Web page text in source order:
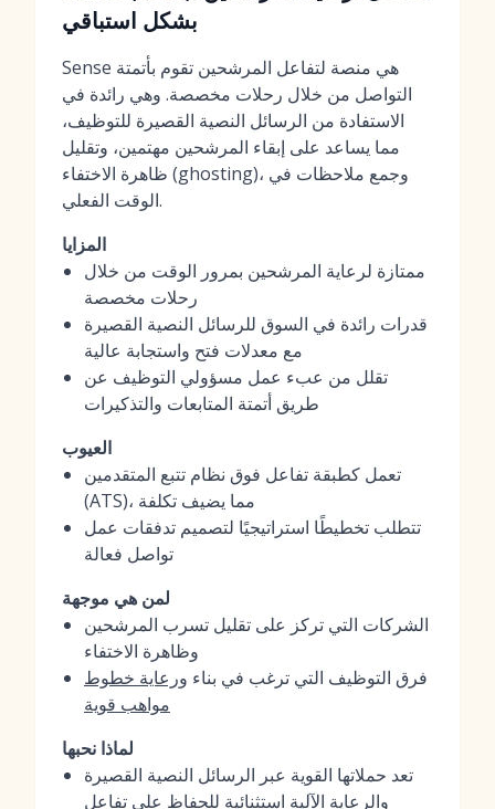
بشكل استباقي
Sense هي منصة لتفاعل المرشحين تقوم بأتمتة
التواصل من خلال رحلات مخصصة. وهي رائدة في
الاستفادة من الرسائل النصية القصيرة للتوظيف،
مما يساعد على إبقاء المرشحين مهتمين، وتقليل
ظاهرة الاختفاء (ghosting)، وجمع ملاحظات في
الوقت الفعلي.
المزايا
ممتازة لرعاية المرشحين بمرور الوقت من خلال
رحلات مخصصة
قدرات رائدة في السوق للرسائل النصية القصيرة
مع معدلات فتح واستجابة عالية
تقلل من عبء عمل مسؤولي التوظيف عن
طريق أتمتة المتابعات والتذكيرات
العيوب
تعمل كطبقة تفاعل فوق نظام تتبع المتقدمين
(ATS)، مما يضيف تكلفة
تتطلب تخطيطًا استراتيجيًا لتصميم تدفقات عمل
تواصل فعالة
لمن هي موجهة
الشركات التي تركز على تقليل تسرب المرشحين
وظاهرة الاختفاء
فرق التوظيف التي ترغب في بناء ورعاية خطوط
مواهب قوية
لماذا نحبها
تعد حملاتها القوية عبر الرسائل النصية القصيرة
والرعاية الآلية استثنائية للحفاظ على تفاعل